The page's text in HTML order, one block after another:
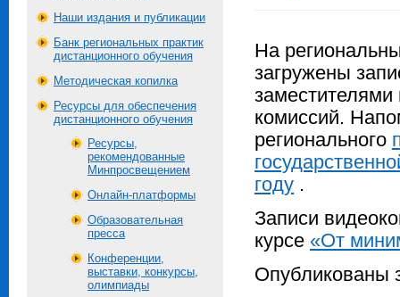
Наши издания и публикации
Банк региональных практик
дистанционного обучения
Методическая копилка
Ресурсы для обеспечения
дистанционного обучения
Ресурсы,
рекомендованные
Минпросвещением
Онлайн-платформы
Образовательная
пресса
Конференции,
выставки, конкурсы,
олимпиады
На
загружены
комиссий.
регионального
году .
Записи
курсе «От
Опубликованы